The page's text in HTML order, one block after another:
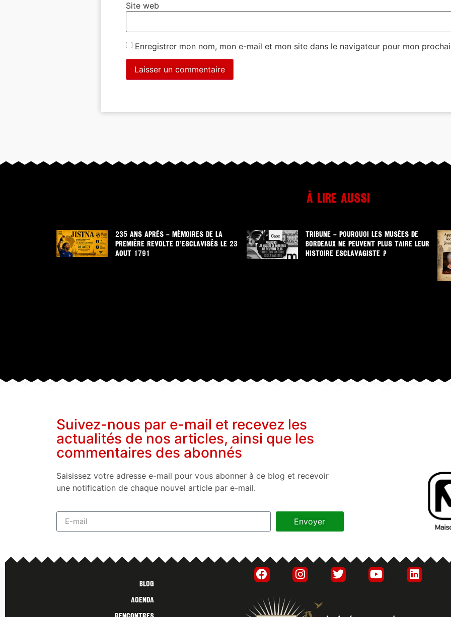
Site web
Enregistrer mon nom, mon e-mail et mon site dans le navigateur pour mon
À lire aussi
235 ANS APRÈS – MÉMOIRES DE LA
PREMIÈRE REVOLTE D’ESCLAVISÉS LE 23
AOUT 1791
TRIBUNE – POURQUOI LES MUSÉES DE
BORDEAUX NE PEUVENT PLUS TAIRE LEUR
HISTOIRE ESCLAVAGISTE ?
Suivez-nous par e-mail et recevez les
actualités de nos articles, ainsi que les
commentaires des abonnés
Saisissez votre adresse e-mail pour vous abonner à ce blog et recevoir
une notification de chaque nouvel article par e-mail.
Envoyer
Blog
Agenda